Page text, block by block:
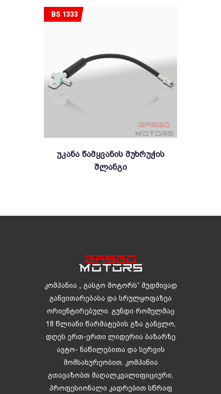
Უკანა Წამყვანის Მუხრუჭის
Შლანგი
BS 1333
კომპანია „ გასგო მოტორს“ მუდმივად
განვითარებასა და სრულყოფაზეა
ორიენტირებული. გუნდი რომელმაც
18 წლიანი წარმატების გზა განვლო,
დღეს ერთ-ერთი ლიდერია ბაზარზე
ავტო- ნაწილებითა და სერვის
მომსახურეობით. კომპანია
გთავაზობთ მაღალკვალიფიციური,
პროფესიონალი კადრებით სწრაფ